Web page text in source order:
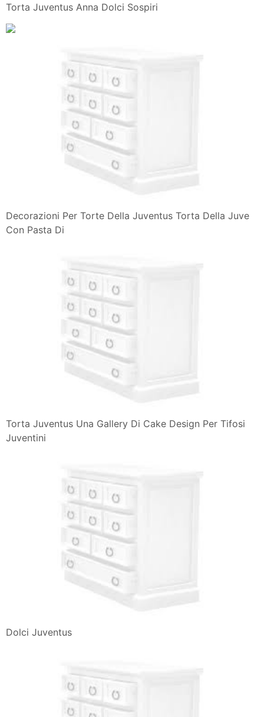
Torta Juventus Anna Dolci Sospiri
Decorazioni Per Torte Della Juventus Torta Della Juve
Con Pasta Di
Torta Juventus Una Gallery Di Cake Design Per Tifosi
Juventini
Dolci Juventus